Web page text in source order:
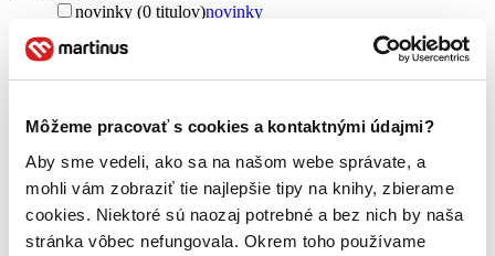
Môžeme pracovať s cookies a kontaktnými údajmi?
Aby sme vedeli, ako sa na našom webe správate, a
mohli vám zobraziť tie najlepšie tipy na knihy, zbierame
cookies. Niektoré sú naozaj potrebné a bez nich by naša
stránka vôbec nefungovala. Okrem toho používame
novinky (0 titulov)novinky
predpredaj (0 titulov) predpredaj
pripravujeme (0 titulov)
dostupná (bez vypredaných) (0 titulov)dostupná (bez
vypredaných)
Nové / čítané
nová (0 titulov)nová